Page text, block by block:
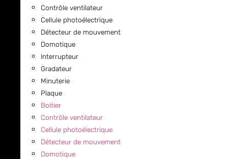
Contrôle ventilateur
Cellule photoélectrique
Détecteur de mouvement
Domotique
Interrupteur
Gradateur
Minuterie
Plaque
Boitier
Contrôle ventilateur
Cellule photoélectrique
Détecteur de mouvement
Domotique